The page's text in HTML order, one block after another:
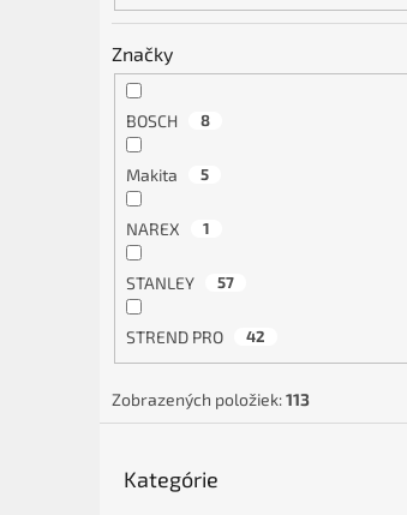
Značky
BOSCH 8
Makita 5
NAREX 1
STANLEY 57
STREND PRO 42
Zobrazených položiek:113
kategórie
Kategórie